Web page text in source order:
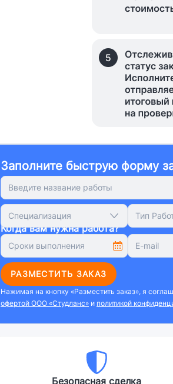
Заполните быструю форму
Специализация Тип
Когда вам нужна работа?
РАЗМЕСТИТЬ ЗАКАЗ
Нажимая на кнопку «Разместить заказ», я
офертой ООО «Студланс» и политикой
Безопасная сделка